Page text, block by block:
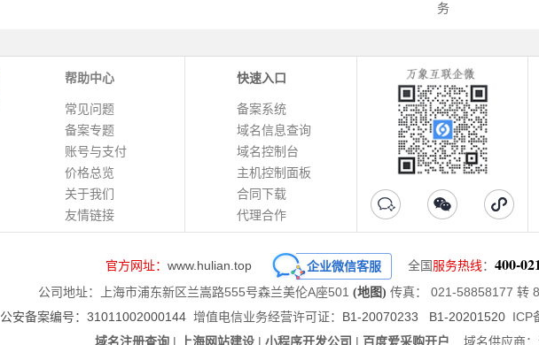
务
帮助中心
常见问题
备案专题
账号与支付
价格总览
关于我们
友情链接
快速入口
备案系统
域名信息查询
域名控制台
主机控制面板
合同下载
代理合作
官方网址： www.hulian.top 企业微信客服 全国服务热线： 400-
公司地址：上海市浦东新区兰嵩路555号森兰美伦A座501 (地图) 传真： 021-58858177 转
公安备案编号：31011002000144 增值电信业务经营许可证： B1-20070233 B1-20201520 ICP
域名注册查询 | 上海网站建设 | 小程序开发公司 | 百度爱采购开户 域名供应商：